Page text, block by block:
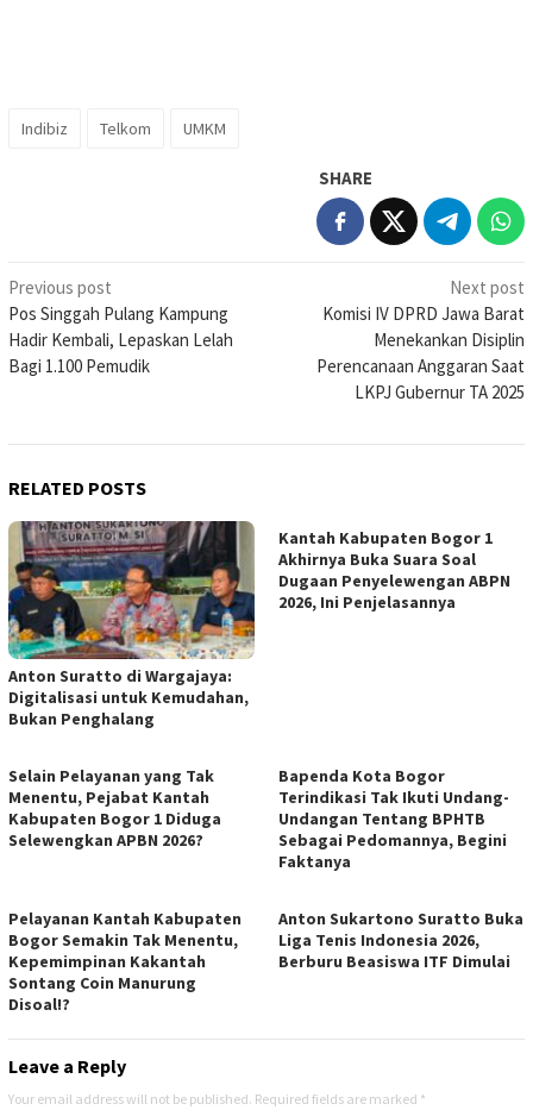
Indibiz Telkom UMKM
SHARE
Post
navigation
Previous post
Pos Singgah Pulang Kampung
Hadir Kembali, Lepaskan Lelah
Bagi 1.100 Pemudik
Next post
Komisi IV DPRD Jawa Barat
Menekankan Disiplin
Perencanaan Anggaran Saat
LKPJ Gubernur TA 2025
RELATED POSTS
Anton Suratto di Wargajaya:
Digitalisasi untuk Kemudahan,
Bukan Penghalang
Kantah Kabupaten Bogor 1
Akhirnya Buka Suara Soal
Dugaan Penyelewengan ABPN
2026, Ini Penjelasannya
Selain Pelayanan yang Tak
Menentu, Pejabat Kantah
Kabupaten Bogor 1 Diduga
Selewengkan APBN 2026?
Bapenda Kota Bogor
Terindikasi Tak Ikuti Undang-
Undangan Tentang BPHTB
Sebagai Pedomannya, Begini
Faktanya
Pelayanan Kantah Kabupaten
Bogor Semakin Tak Menentu,
Kepemimpinan Kakantah
Sontang Coin Manurung
Disoal!?
Anton Sukartono Suratto Buka
Liga Tenis Indonesia 2026,
Berburu Beasiswa ITF Dimulai
Leave a Reply
Your email address will not be published. Required fields are marked *